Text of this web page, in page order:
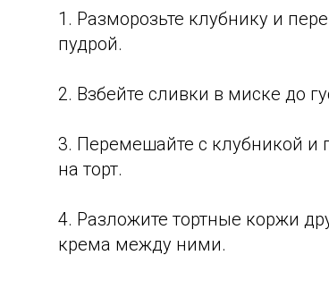
1. Разморозьте клубнику и
пудрой.
2. Взбейте сливки в миске до
3. Перемешайте с клубникой и
на торт.
4. Разложите тортные коржи
крема между ними.